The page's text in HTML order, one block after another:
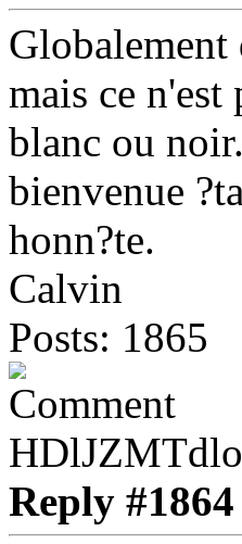
Globalement
mais ce n'est
blanc ou
bienvenue
honn?te.
Calvin
Posts: 1865
Reply